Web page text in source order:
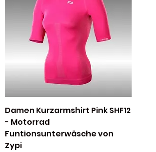
Damen Kurzarmshirt Pink SHF12
- Motorrad
Funtionsunterwäsche von
Zypi